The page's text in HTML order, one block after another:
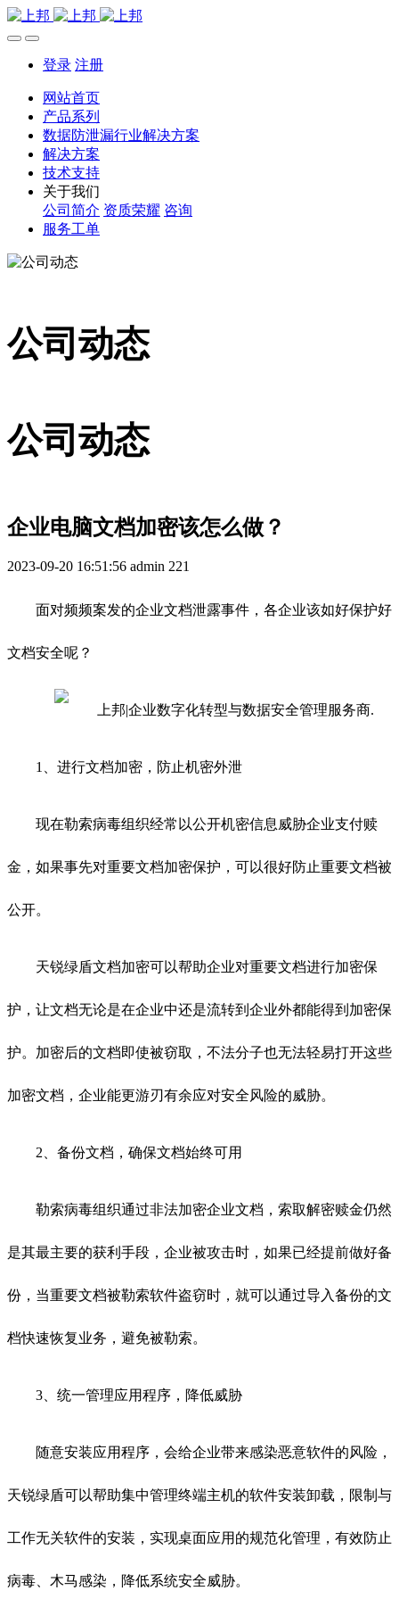
登录 注册
网站首页
产品系列
数据防泄漏行业解决方案
解决方案
技术支持
关于我们
公司简介 资质荣耀 咨询
服务工单
公司动态
公司动态
企业电脑文档加密该怎么做？
2023-09-20 16:51:56 admin 221
面对频频案发的企业文档泄露事件，各企业该如好保护好
文档安全呢？
1、进行文档加密，防止机密外泄
现在勒索病毒组织经常以公开机密信息威胁企业支付赎
金，如果事先对重要文档加密保护，可以很好防止重要文档被
公开。
天锐绿盾文档加密可以帮助企业对重要文档进行加密保
护，让文档无论是在企业中还是流转到企业外都能得到加密保
护。加密后的文档即使被窃取，不法分子也无法轻易打开这些
加密文档，企业能更游刃有余应对安全风险的威胁。
2、备份文档，确保文档始终可用
勒索病毒组织通过非法加密企业文档，索取解密赎金仍然
是其最主要的获利手段，企业被攻击时，如果已经提前做好备
份，当重要文档被勒索软件盗窃时，就可以通过导入备份的文
档快速恢复业务，避免被勒索。
3、统一管理应用程序，降低威胁
随意安装应用程序，会给企业带来感染恶意软件的风险，
天锐绿盾可以帮助集中管理终端主机的软件安装卸载，限制与
工作无关软件的安装，实现桌面应用的规范化管理，有效防止
病毒、木马感染，降低系统安全威胁。